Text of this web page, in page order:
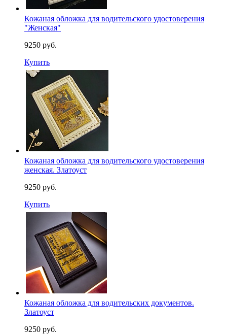
Кожаная обложка для водительского удостоверения
"Женская"
9250 руб.
Купить
Кожаная обложка для водительского удостоверения
женская. Златоуст
9250 руб.
Купить
Кожаная обложка для водительских документов.
Златоуст
9250 руб.